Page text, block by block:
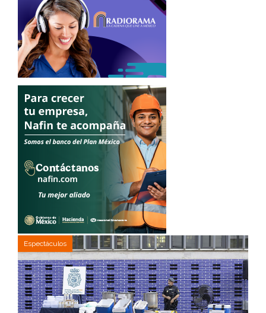
Espectáculos